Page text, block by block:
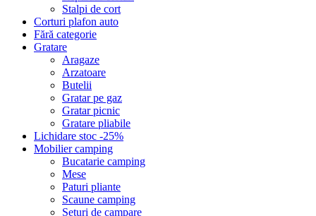
Stalpi de cort
Corturi plafon auto
Fără categorie
Gratare
Aragaze
Arzatoare
Butelii
Gratar pe gaz
Gratar picnic
Gratare pliabile
Lichidare stoc -25%
Mobilier camping
Bucatarie camping
Mese
Paturi pliante
Scaune camping
Seturi de campare